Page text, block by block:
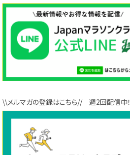
\\メルマガの登録はこちら// 週2回配信中！